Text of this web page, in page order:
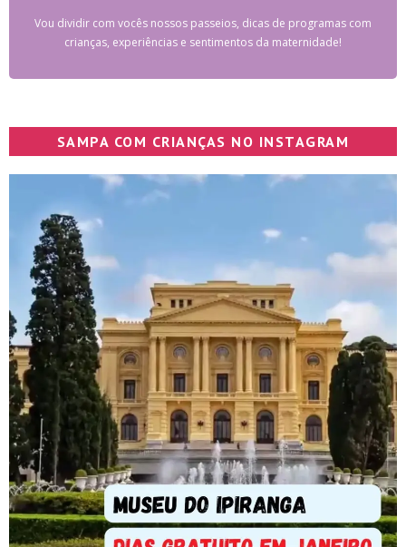
Vou dividir com vocês nossos passeios, dicas de programas com
crianças, experiências e sentimentos da maternidade!
SAMPA COM CRIANÇAS NO INSTAGRAM